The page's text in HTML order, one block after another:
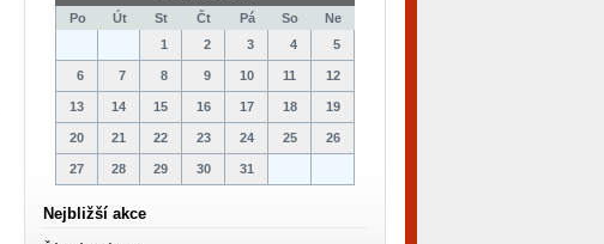
Po Út St Čt Pá So
Ne
1
2 3 4 5
6 7 8 9 10 11 12
13 14 15 16 17 18 19
20 21 22 23 24 25 26
27 28 29 30 31
Nejbližší akce